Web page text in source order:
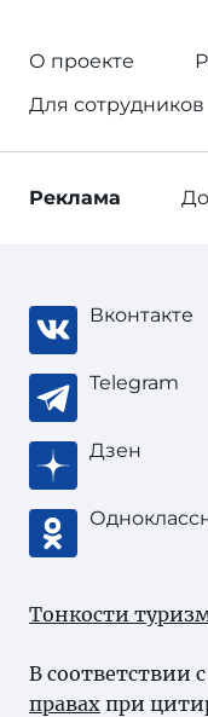
О проекте
Для сотрудников
Реклама
Вконтакте
Telegram
Дзен
Тонкости
В соответствии
правах при